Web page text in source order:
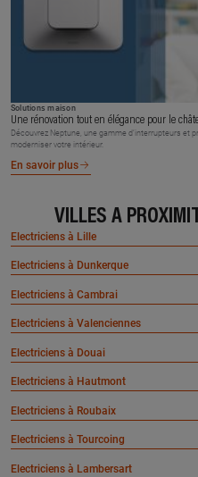
Solutions maison
Une rénovation tout en élégance pour le
Découvrez Neptune, une gamme d’interrupteurs et
moderniser votre intérieur.
En savoir plus
VILLES À
Electriciens à Lille
Electriciens à Dunkerque
Electriciens à Cambrai
Electriciens à Valenciennes
Electriciens à Douai
Electriciens à Hautmont
Electriciens à Roubaix
Electriciens à Tourcoing
Electriciens à Lambersart